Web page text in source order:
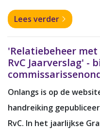
Lees verder
'Relatiebeheer
RvC Jaarverslag' -
Onlangs is op de
handreiking
RvC. In het jaarlijkse